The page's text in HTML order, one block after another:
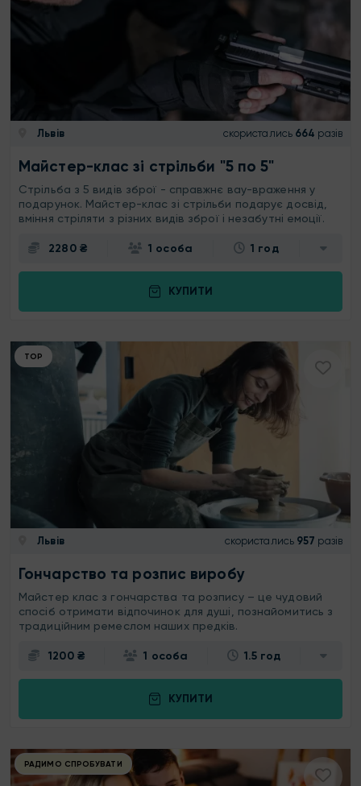
Львів скористались 664 разів
Майстер-клас зі стрільби "5 по 5"
Стрільба з 5 видів зброї - справжнє вау-враження у
подарунок. Майстер-клас зі стрільби подарує досвід,
вміння стріляти з різних видів зброї і незабутні емоції.
2280 ₴ 1 особа 1 год
КУПИТИ
ТОР
Львів скористались 957 разів
Гончарство та розпис виробу
Майстер клас з гончарства та розпису – це чудовий
спосіб отримати відпочинок для душі, познайомитись з
традиційним ремеслом наших предків.
1200 ₴ 1 особа 1.5 год
КУПИТИ
РАДИМО СПРОБУВАТИ